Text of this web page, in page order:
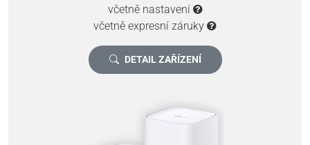
včetně nastavení
včetně expresní záruky
DETAIL ZAŘÍZENÍ